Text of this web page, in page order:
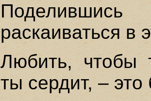
раскаиваться в
Любить, чтобы
ты сердит, – это